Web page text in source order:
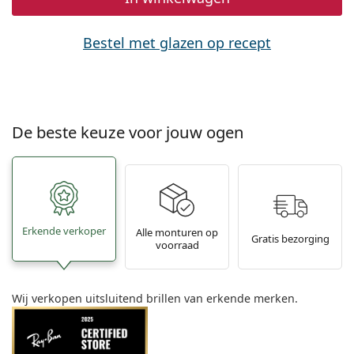
Bestel met glazen op recept
De beste keuze voor jouw ogen
Erkende verkoper
Alle monturen op
voorraad
Gratis bezorging
Wij verkopen uitsluitend brillen van erkende merken.